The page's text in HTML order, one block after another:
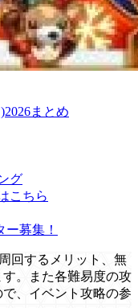
まとめ
グ
こちら
募集！
回するメリット、無
。また各難易度の攻
、イベント攻略の参